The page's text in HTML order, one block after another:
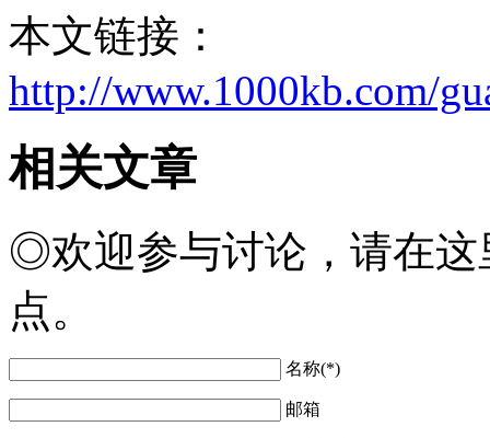
本文链接：
http://www.1000kb.com/
相关文章
◎欢迎参与讨论，请在这
点。
名称(*)
邮箱